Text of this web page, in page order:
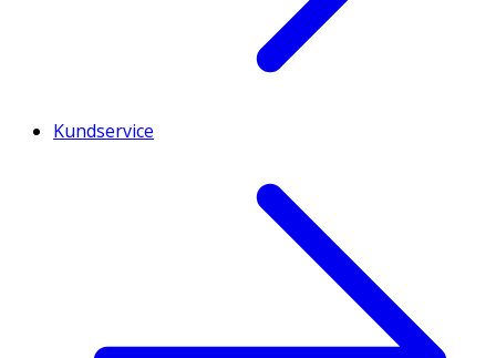
Kundservice